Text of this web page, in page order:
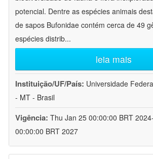
potencial. Dentre as espécies animais
de sapos Bufonidae contém cerca de 49
espécies distrib...
leia mais
Instituição/UF/País: Universidade
- MT - Brasil
Vigência: Thu Jan 25 00:00:00 BRT
00:00:00 BRT 2027